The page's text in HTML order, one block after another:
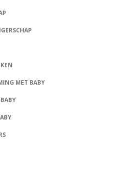
MET BABY